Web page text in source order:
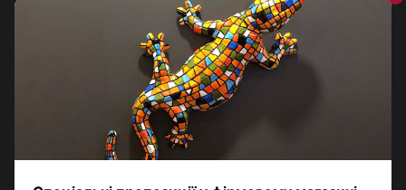
Додайте перший відгук